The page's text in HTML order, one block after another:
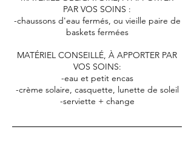
PAR VOS SOINS :
-chaussons d'eau fermés, ou vieille paire de
baskets fermées
MATÉRIEL CONSEILLÉ, À APPORTER PAR
VOS SOINS:
-eau et petit encas
-crème solaire, casquette, lunette de soleil
-serviette + change